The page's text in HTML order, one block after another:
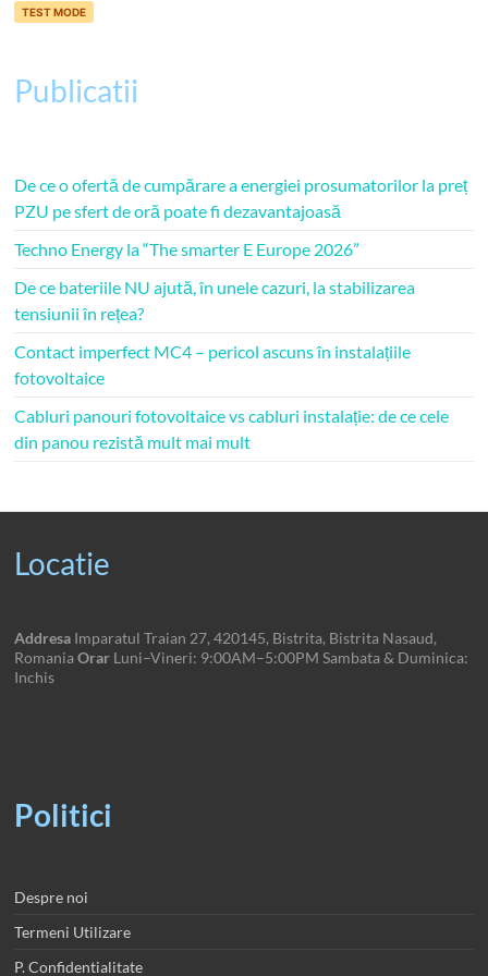
TEST MODE
Publicatii
De ce o ofertă de cumpărare a energiei prosumatorilor la preț
PZU pe sfert de oră poate fi dezavantajoasă
Techno Energy la “The smarter E Europe 2026”
De ce bateriile NU ajută, în unele cazuri, la stabilizarea
tensiunii în rețea?
Contact imperfect MC4 – pericol ascuns în instalațiile
fotovoltaice
Cabluri panouri fotovoltaice vs cabluri instalație: de ce cele
din panou rezistă mult mai mult
Locatie
Addresa Imparatul Traian 27, 420145, Bistrita, Bistrita Nasaud,
RomaniaOrar Luni–Vineri: 9:00AM–5:00PM Sambata & Duminica:
Inchis
Politici
Despre noi
Termeni Utilizare
P. Confidentialitate